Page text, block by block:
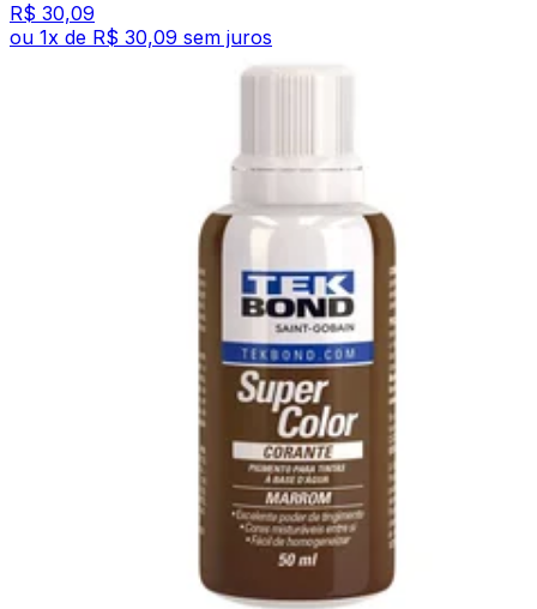
R$ 30,09
ou 1x de R$ 30,09 sem juros